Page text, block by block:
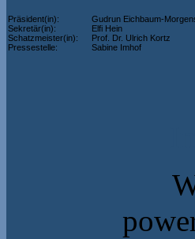
Präsident(in):
Sekretär(in):
Schatzmeister(in):
Pressestelle:
Gudrun Eichbaum-
Elfi Hein
Prof. Dr. Ulrich Kortz
Sabine Imhof